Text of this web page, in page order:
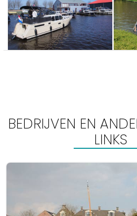
BEDRIJVEN EN
LINKS